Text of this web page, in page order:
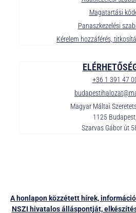
+36 1 391 47
Magyar Máltai
1125 Budapest,
Szarvas Gábor út
Magatartási
Panaszkezelési
Kérelem hozzáférés,
A honlapon közzétett hírek,
NSZI hivatalos álláspontját,